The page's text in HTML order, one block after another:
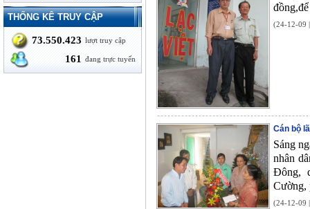
THỐNG KÊ TRUY CẬP
73.550.423 lượt truy cập
161 đang trực tuyến
(24-12-09
Cán bộ
Sáng
nhân
Đông,
Cường,
(24-12-09